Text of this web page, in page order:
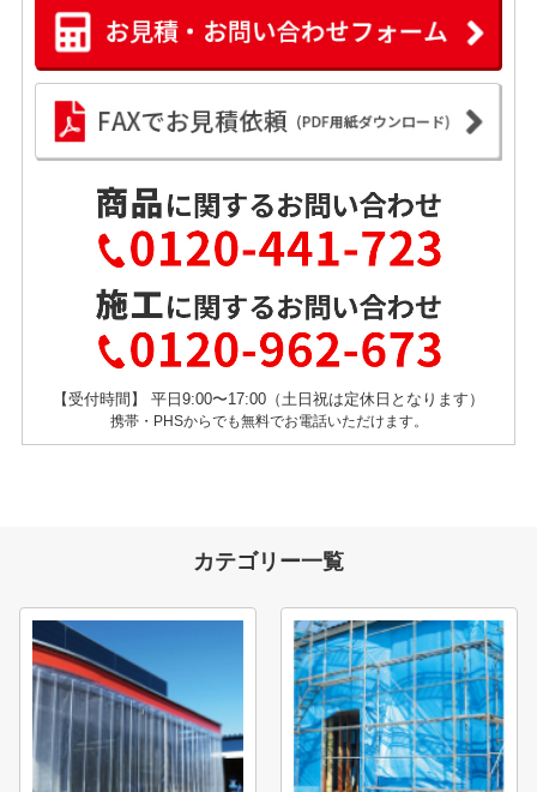
【受付時間】 平日9:00〜17:00（土日祝は定休日となります）
携帯・PHSからでも無料でお電話いただけます。
カテゴリー一覧